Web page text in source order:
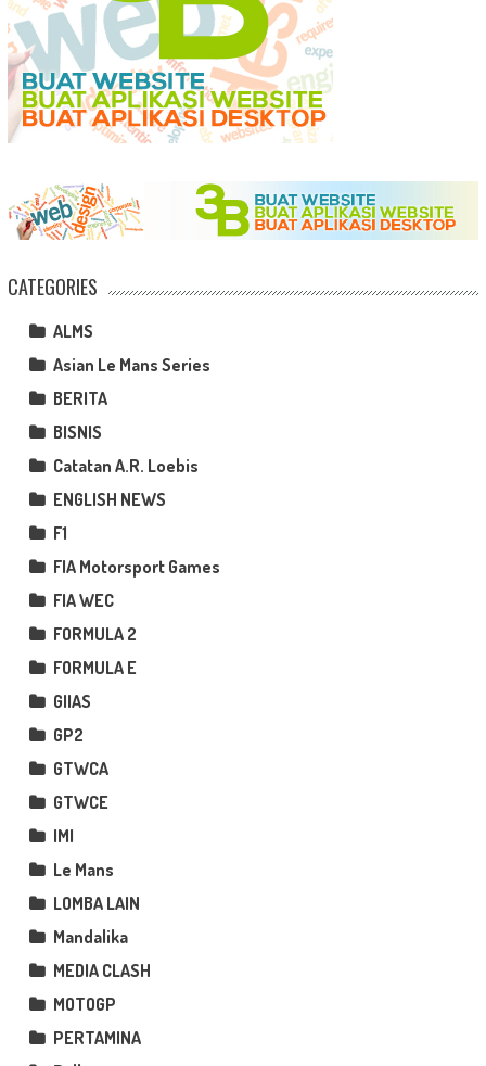
CATEGORIES
ALMS
Asian Le Mans Series
BERITA
BISNIS
Catatan A.R. Loebis
ENGLISH NEWS
F1
FIA Motorsport Games
FIA WEC
FORMULA 2
FORMULA E
GIIAS
GP2
GTWCA
GTWCE
IMI
Le Mans
LOMBA LAIN
Mandalika
MEDIA CLASH
MOTOGP
PERTAMINA